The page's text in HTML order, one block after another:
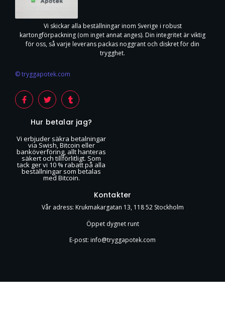
Vi skickar alla beställningar inom Sverige i robust
kartongförpackning (om inget annat anges). Din integritet är viktig
för oss, så varje leverans packas noggrant och diskret för din
trygghet.
© tryggapotek.com
Hur betalar jag?
Vi erbjuder säkra betalningar
via Swish, Bitcoin eller
banköverföring, allt hanteras
säkert och tillförlitligt. Som
tack ger vi 10 % rabatt på alla
beställningar som betalas
med Bitcoin.
Kontakter
Vår adress: Krukmakargatan 13, 118 52 Stockholm
Öppet dygnet runt
E-post: info@tryggapotek.com